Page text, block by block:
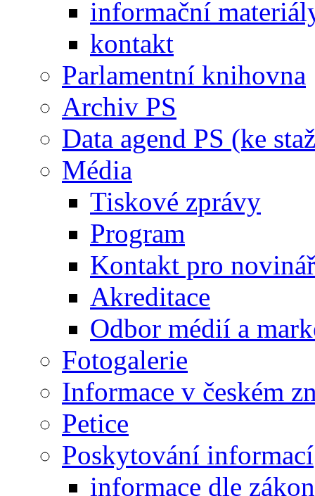
informační
kontakt
Parlamentní knihovna
Archiv PS
Data agend PS (ke
Média
Tiskové zprávy
Program
Kontakt pro
Akreditace
Odbor médií a
Fotogalerie
Informace v českém
Petice
Poskytování informací
informace dle